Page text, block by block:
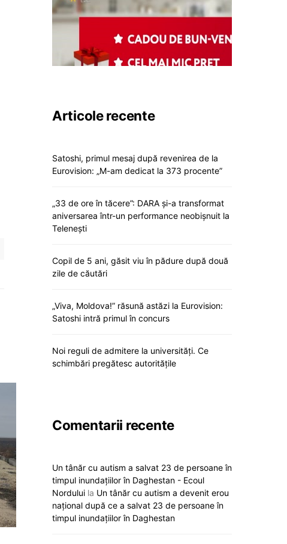
Articole recente
Satoshi, primul mesaj după revenirea de la
Eurovision: „M-am dedicat la 373 procente”
„33 de ore în tăcere”: DARA și-a transformat
aniversarea într-un performance neobișnuit la
Telenești
Copil de 5 ani, găsit viu în pădure după două
zile de căutări
„Viva, Moldova!” răsună astăzi la Eurovision:
Satoshi intră primul în concurs
Noi reguli de admitere la universități. Ce
schimbări pregătesc autoritățile
Comentarii recente
Un tânăr cu autism a salvat 23 de persoane în
timpul inundațiilor în Daghestan - Ecoul
Nordului la Un tânăr cu autism a devenit erou
național după ce a salvat 23 de persoane în
timpul inundațiilor în Daghestan